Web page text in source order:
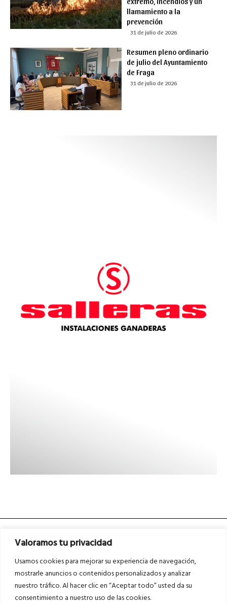
Valoramos tu privacidad
Usamos cookies para mejorar su experiencia de navegación,
mostrarle anuncios o contenidos personalizados y analizar
nuestro tráfico. Al hacer clic en “Aceptar todo” usted da su
consentimiento a nuestro uso de las cookies.
llamamiento a la
prevención
31 de julio de 2026
Resumen pleno ordinario
de julio del Ayuntamiento
de Fraga
31 de julio de 2026
Asociados a